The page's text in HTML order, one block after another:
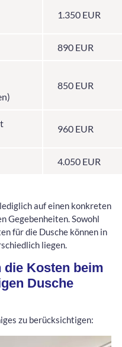
1.350 EUR
890 EUR
850 EUR
960 EUR
4.050 EUR
auf einen konkreten
Gegebenheiten. Sowohl
für die Dusche können in
liegen.
die Kosten beim
Dusche
zu berücksichtigen: